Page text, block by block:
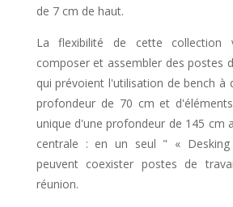
de 7 cm de haut.
La flexibilité de cette collection
composer et assembler des postes
qui prévoient l'utilisation de bench à
profondeur de 70 cm et
unique d'une profondeur de 145 cm
centrale : en un seul " «
peuvent coexister postes de
réunion.